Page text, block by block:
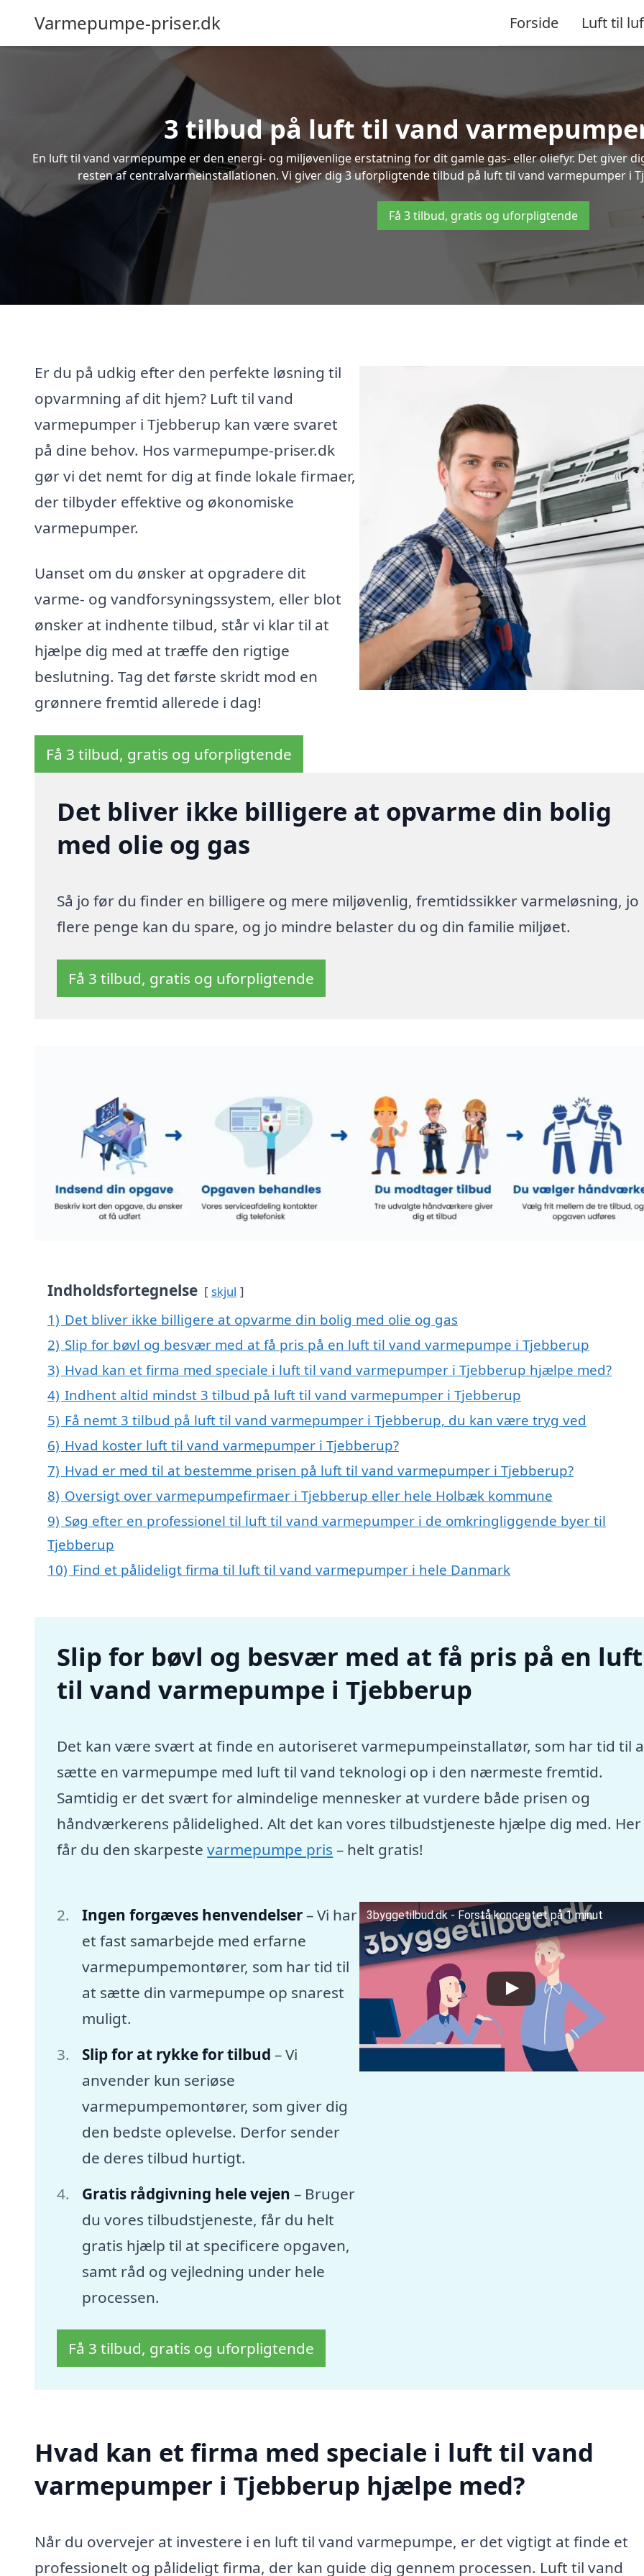
Varmepumpe-priser.dk Forside Luft til
3 tilbud på luft til vand
En luft til vand varmepumpe er den energi- og miljøvenlige erstatning for dit gamle gas- eller oliefyr. Det giver
resten af centralvarmeinstallationen. Vi giver dig 3 uforpligtende tilbud på luft til vand varmepumper i
Få 3 tilbud, gratis og uforpligtende
Er du på udkig efter den perfekte løsning til
opvarmning af dit hjem? Luft til vand
varmepumper i Tjebberup kan være svaret
på dine behov. Hos varmepumpe-priser.dk
gør vi det nemt for dig at finde lokale firmaer,
der tilbyder effektive og økonomiske
varmepumper.
Uanset om du ønsker at opgradere dit
varme- og vandforsyningssystem, eller blot
ønsker at indhente tilbud, står vi klar til at
hjælpe dig med at træffe den rigtige
beslutning. Tag det første skridt mod en
grønnere fremtid allerede i dag!
Få 3 tilbud, gratis og uforpligtende
Det bliver ikke billigere at opvarme din bolig
med olie og gas
Så jo før du finder en billigere og mere miljøvenlig, fremtidssikker varmeløsning, jo
flere penge kan du spare, og jo mindre belaster du og din familie miljøet.
Få 3 tilbud, gratis og uforpligtende
Indholdsfortegnelse skjul
1) Det bliver ikke billigere at opvarme din bolig med olie og gas
2) Slip for bøvl og besvær med at få pris på en luft til vand varmepumpe i Tjebberup
3) Hvad kan et firma med speciale i luft til vand varmepumper i Tjebberup hjælpe med?
4) Indhent altid mindst 3 tilbud på luft til vand varmepumper i Tjebberup
5) Få nemt 3 tilbud på luft til vand varmepumper i Tjebberup, du kan være tryg ved
6) Hvad koster luft til vand varmepumper i Tjebberup?
7) Hvad er med til at bestemme prisen på luft til vand varmepumper i Tjebberup?
8) Oversigt over varmepumpefirmaer i Tjebberup eller hele Holbæk kommune
9) Søg efter en professionel til luft til vand varmepumper i de omkringliggende byer til
Tjebberup
10) Find et pålideligt firma til luft til vand varmepumper i hele Danmark
Slip for bøvl og besvær med at få pris på en luft
til vand varmepumpe i Tjebberup
Det kan være svært at finde en autoriseret varmepumpeinstallatør, som har tid til
sætte en varmepumpe med luft til vand teknologi op i den nærmeste fremtid.
Samtidig er det svært for almindelige mennesker at vurdere både prisen og
håndværkerens pålidelighed. Alt det kan vores tilbudstjeneste hjælpe dig med. Her
får du den skarpestevarmepumpe pris – helt gratis!
Ingen forgæves henvendelser– Vi har
et fast samarbejde med erfarne
varmepumpemontører, som har tid til
at sætte din varmepumpe op snarest
muligt.
Slip for at rykke for tilbud – Vi
anvender kun seriøse
varmepumpemontører, som giver dig
den bedste oplevelse. Derfor sender
de deres tilbud hurtigt.
Gratis rådgivning hele vejen – Bruger
du vores tilbudstjeneste, får du helt
gratis hjælp til at specificere opgaven,
samt råd og vejledning under hele
processen.
3byggetilbud.dk - Forstå konceptet på 1 minut
Få 3 tilbud, gratis og uforpligtende
Hvad kan et firma med speciale i luft til vand
varmepumper i Tjebberup hjælpe med?
Når du overvejer at investere i en luft til vand varmepumpe, er det vigtigt at finde et
professionelt og pålideligt firma, der kan guide dig gennem processen. Luft til vand